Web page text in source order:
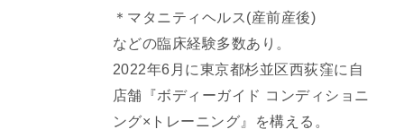
＊マタニティヘルス(産前産後)
などの臨床経験多数あり。
2022年6月に東京都杉並区西荻窪に自
店舗『ボディーガイド コンディショニ
ング×トレーニング』を構える。